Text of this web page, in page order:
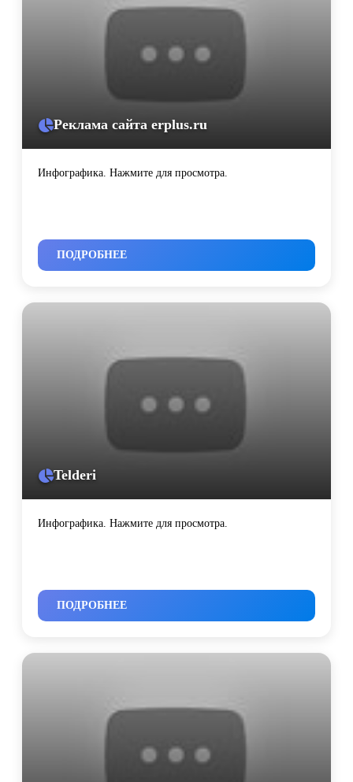
Реклама сайта erplus.ru
Инфографика. Нажмите для просмотра.
ПОДРОБНЕЕ
Telderi
Инфографика. Нажмите для просмотра.
ПОДРОБНЕЕ